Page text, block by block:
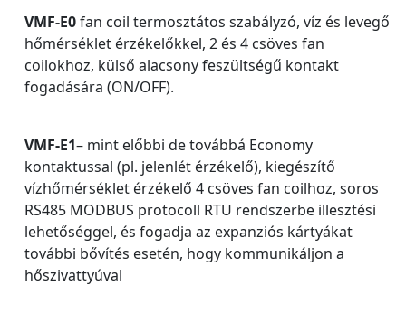
VMF-E0fan coil termosztátos szabályzó, víz és levegő
hőmérséklet érzékelőkkel, 2 és 4 csöves fan
coilokhoz, külső alacsony feszültségű kontakt
fogadására (ON/OFF).
VMF-E1– mint előbbi de továbbá Economy
kontaktussal (pl. jelenlét érzékelő), kiegészítő
vízhőmérséklet érzékelő 4 csöves fan coilhoz, soros
RS485 MODBUS protocoll RTU rendszerbe illesztési
lehetőséggel, és fogadja az expanziós kártyákat
további bővítés esetén, hogy kommunikáljon a
hőszivattyúval